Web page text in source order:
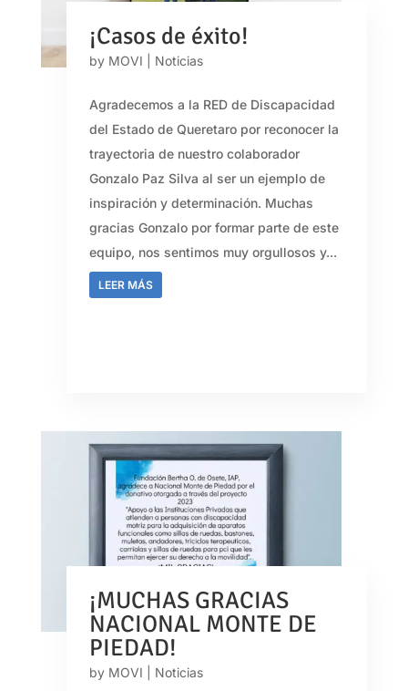
¡Casos de éxito!
by MOVI Noticias
Agradecemos a la RED de Discapacidad
del Estado de Queretaro por reconocer la
trayectoria de nuestro colaborador
Gonzalo Paz Silva al ser un ejemplo de
inspiración y determinación. Muchas
gracias Gonzalo por formar parte de este
equipo, nos sentimos muy orgullosos y...
LEER MÁS
¡MUCHAS GRACIAS
NACIONAL MONTE DE
PIEDAD!
by MOVI Noticias